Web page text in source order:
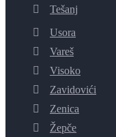
Tešanj
Usora
Vareš
Visoko
Zavidovići
Zenica
Žepče